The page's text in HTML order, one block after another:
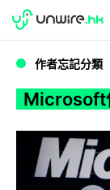
WWDC 2026
作者忘記分類
Microsoft